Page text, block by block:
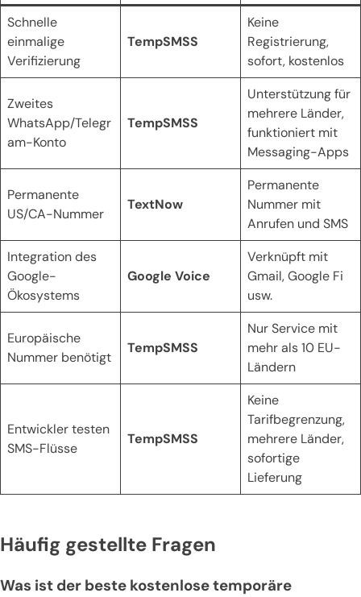
Schnelle
einmalige
Verifizierung
TempSMSS
Keine
Registrierung,
sofort, kostenlos
Zweites
WhatsApp/Telegr
am-Konto
TempSMSS
Unterstützung für
mehrere Länder,
funktioniert mit
Messaging-Apps
Permanente
US/CA-Nummer
TextNow
Permanente
Nummer mit
Anrufen und SMS
Integration des
Google-
Ökosystems
Google Voice
Verknüpft mit
Gmail, Google Fi
usw.
Europäische
Nummer benötigt
TempSMSS
Nur Service mit
mehr als 10 EU-
Ländern
Entwickler testen
SMS-Flüsse
TempSMSS
Keine
Tarifbegrenzung,
mehrere Länder,
sofortige
Lieferung
Häufig gestellte Fragen
Was ist der beste kostenlose temporäre